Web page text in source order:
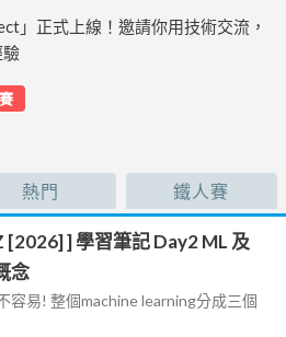
」正式上線！邀請你用技術交流，
驗
熱門 鐵人賽
] 學習筆記 Day2 ML 及
念
容易! 整個machine learning分成三個